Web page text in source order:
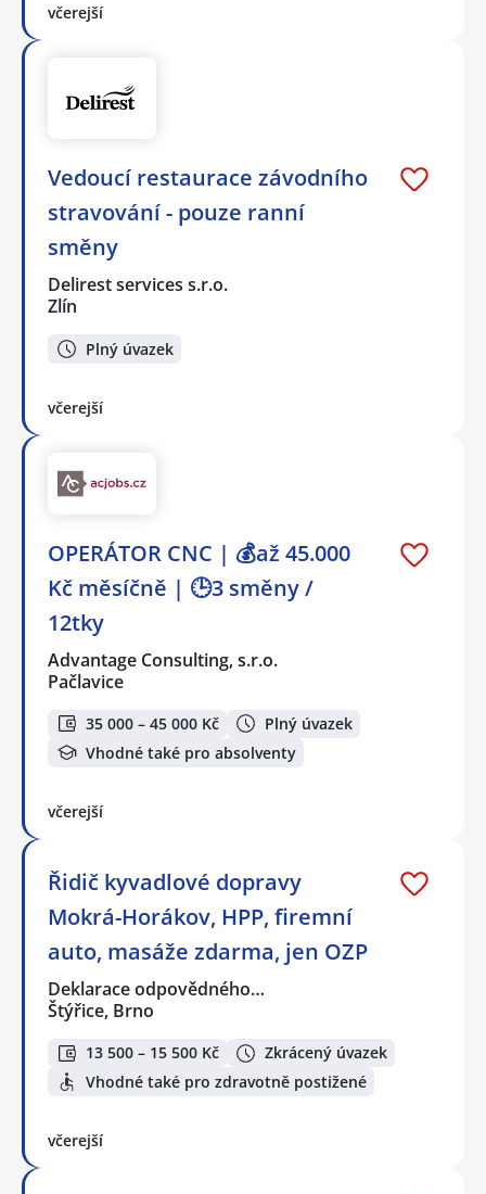
včerejší
Vedoucí restaurace závodního
stravování - pouze ranní
směny
Delirest services s.r.o.
Zlín
Plný úvazek
včerejší
OPERÁTOR CNC | 💰až 45.000
Kč měsíčně | 🕒3 směny /
12tky
Advantage Consulting, s.r.o.
Pačlavice
35 000 – 45 000 Kč
Plný úvazek
Vhodné také pro absolventy
včerejší
Řidič kyvadlové dopravy
Mokrá-Horákov, HPP, firemní
auto, masáže zdarma, jen OZP
Deklarace odpovědného…
Štýřice, Brno
13 500 – 15 500 Kč
Zkrácený úvazek
Vhodné také pro zdravotně postižené
včerejší